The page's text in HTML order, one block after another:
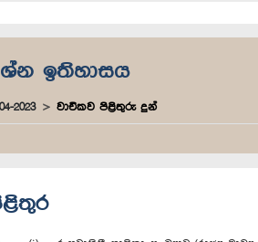
ඉතිහාසය
2023 වාචිකව පිළිතුරු දුන්